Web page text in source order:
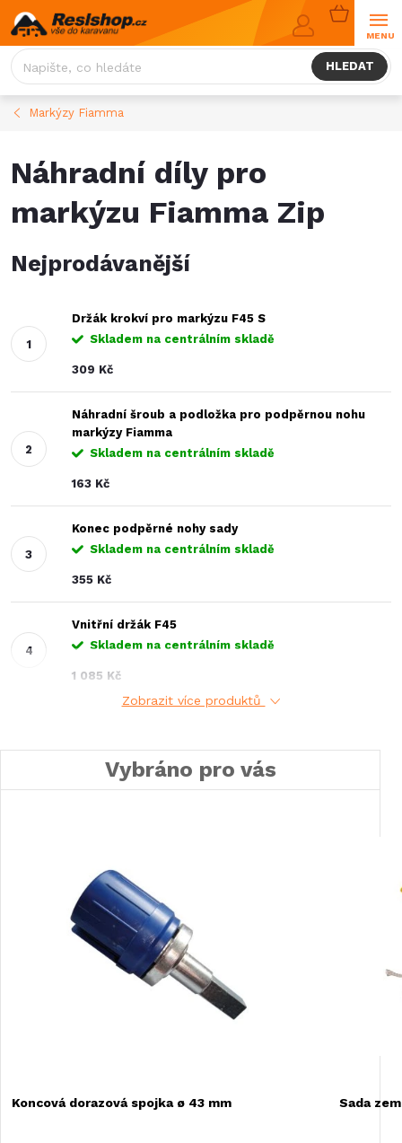
Přejít
na
obsah
HLEDAT
NÁKUPNÍ
KOŠÍK
Markýzy Fiamma
Náhradní díly pro
markýzu Fiamma Zip
Nejprodávanější
Držák krokví pro markýzu F45 S
Skladem na centrálním skladě
309 Kč
Náhradní šroub a podložka pro podpěrnou nohu
markýzy Fiamma
Skladem na centrálním skladě
163 Kč
Konec podpěrné nohy sady
Skladem na centrálním skladě
355 Kč
Vnitřní držák F45
Skladem na centrálním skladě
1 085 Kč
Zobrazit více produktů
Vybráno pro vás
Koncová dorazová spojka ø 43 mm Sada